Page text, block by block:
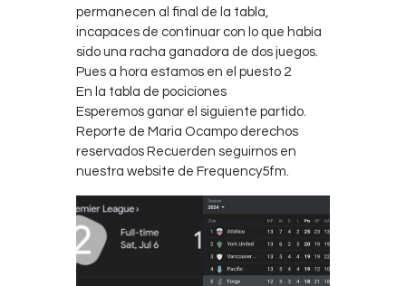
permanecen al final de la tabla,
incapaces de continuar con lo que había
sido una racha ganadora de dos juegos.
Pues a hora estamos en el puesto 2
En la tabla de pociciones
Esperemos ganar el siguiente partido.
Reporte de Maria Ocampo derechos
reservados Recuerden seguirnos en
nuestra website de Frequency5fm.